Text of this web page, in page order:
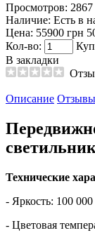
Просмотров: 2867
Наличие: Есть в
Цена: 55900 грн
Кол-во:
В закладки
Описание
Технические
- Яркость: 100 000
- Цветовая